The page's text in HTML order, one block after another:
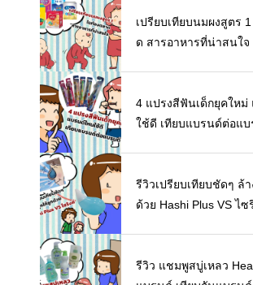
เปรียบเทียบนมผงสูตร
ด สารอาหารที่น่าสนใจ
4 แปรงสีฟันเด็กยุคให
ใช้ดี เทียบแบรนด์ต่อแ
รีวิวเปรียบเทียบชัดๆ ล้
ด้วย Hashi Plus VS ไซ
รีวิว แชมพูสบู่เหลว